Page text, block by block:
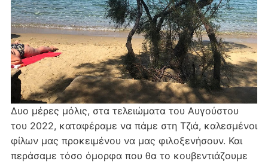
Δυο μέρες μόλις, στα τελειώματα του Αυγούστου
του 2022, καταφέραμε να πάμε στη Τζιά, καλεσμένοι
φίλων μας προκειμένου να μας φιλοξενήσουν. Και
περάσαμε τόσο όμορφα που θα το κουβεντιάζουμε